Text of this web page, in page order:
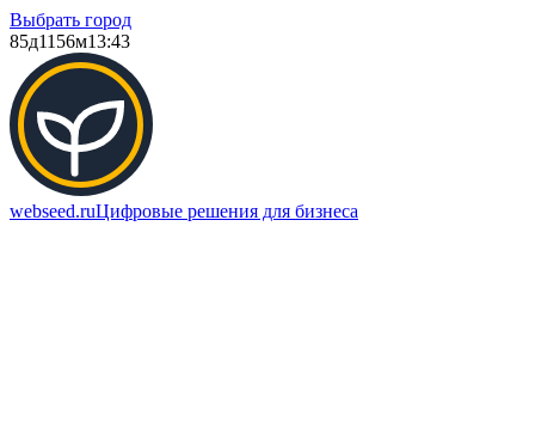
Выбрать город
85д1156м13:43
webseed.ruЦифровые решения для бизнеса